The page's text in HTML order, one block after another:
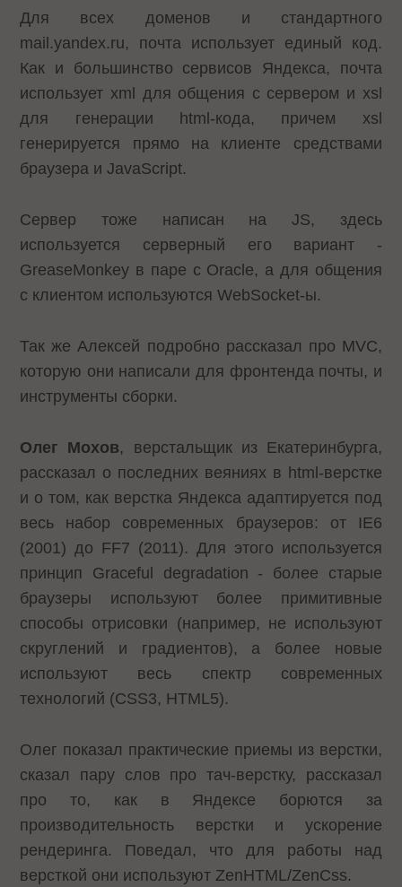
Для всех доменов и стандартного
mail.yandex.ru, почта использует единый код.
Как и большинство сервисов Яндекса, почта
использует xml для общения с сервером и xsl
для генерации html-кода, причем xsl
генерируется прямо на клиенте средствами
браузера и JavaScript.
Сервер тоже написан на JS, здесь
используется серверный его вариант -
GreaseMonkey в паре с Oracle, а для общения
с клиентом используются WebSocket-ы.
Так же Алексей подробно рассказал про MVC,
которую они написали для фронтенда почты, и
инструменты сборки.
Олег Мохов, верстальщик из Екатеринбурга,
рассказал о последних веяниях в html-верстке
и о том, как верстка Яндекса адаптируется под
весь набор современных браузеров: от IE6
(2001) до FF7 (2011). Для этого используется
принцип Graceful degradation - более старые
браузеры используют более примитивные
способы отрисовки (например, не используют
скруглений и градиентов), а более новые
используют весь спектр современных
технологий (CSS3, HTML5).
Олег показал практические приемы из верстки,
сказал пару слов про тач-верстку, рассказал
про то, как в Яндексе борются за
производительность верстки и ускорение
рендеринга. Поведал, что для работы над
версткой они используют ZenHTML/ZenCss.